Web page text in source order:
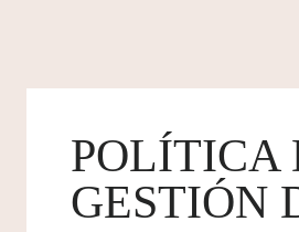
POLÍTICA
GESTIÓN